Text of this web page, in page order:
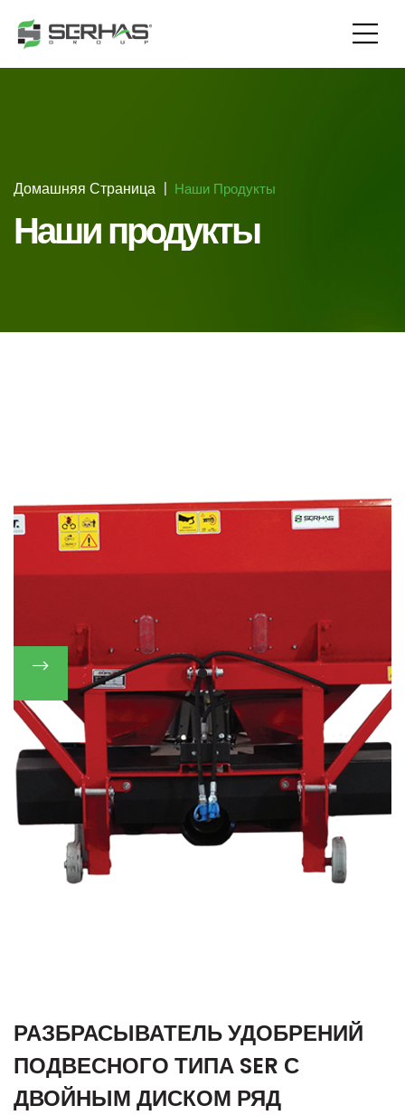
Домашняя Страница Наши Продукты
Наши продукты
РАЗБРАСЫВАТЕЛЬ УДОБРЕНИЙ
ПОДВЕСНОГО ТИПА SER С
ДВОЙНЫМ ДИСКОМ РЯД